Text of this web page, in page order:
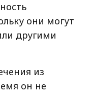
они могут
другими
из
он не